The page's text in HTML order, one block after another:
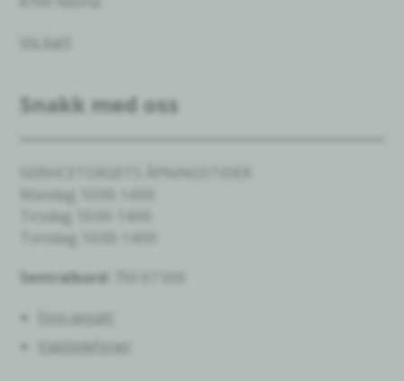
Vis kart
Snakk med oss
Mandag 10:00-14:00
Tirsdag 10:00-14:00
Torsdag 10:00-14:00
Sentralbord:
Finn ansatt
Vakttelefoner